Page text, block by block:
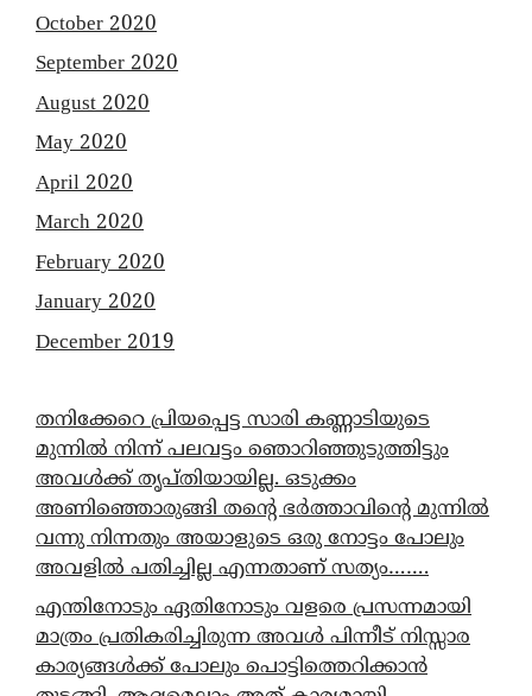
October 2020
September 2020
August 2020
May 2020
April 2020
March 2020
February 2020
January 2020
December 2019
തനിക്കേറെ പ്രിയപ്പെട്ട സാരി കണ്ണാടിയുടെ
മുന്നിൽ നിന്ന് പലവട്ടം ഞൊറിഞ്ഞുടുത്തിട്ടും
അവൾക്ക് തൃപ്തിയായില്ല. ഒടുക്കം
അണിഞ്ഞൊരുങ്ങി തന്റെ ഭർത്താവിന്റെ മുന്നിൽ
വന്നു നിന്നതും അയാളുടെ ഒരു നോട്ടം പോലും
അവളിൽ പതിച്ചില്ല എന്നതാണ് സത്യം…….
എന്തിനോടും ഏതിനോടും വളരെ പ്രസന്നമായി
മാത്രം പ്രതികരിച്ചിരുന്ന അവൾ പിന്നീട് നിസ്സാര
കാര്യങ്ങൾക്ക് പോലും പൊട്ടിത്തെറിക്കാൻ